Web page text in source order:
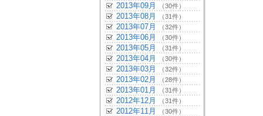
2013年09月 （30件）
2013年08月 （31件）
2013年07月 （32件）
2013年06月 （30件）
2013年05月 （31件）
2013年04月 （30件）
2013年03月 （32件）
2013年02月 （28件）
2013年01月 （31件）
2012年12月 （31件）
2012年11月 （30件）